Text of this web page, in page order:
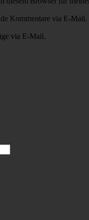
Kommentare via E-Mail.
via E-Mail.